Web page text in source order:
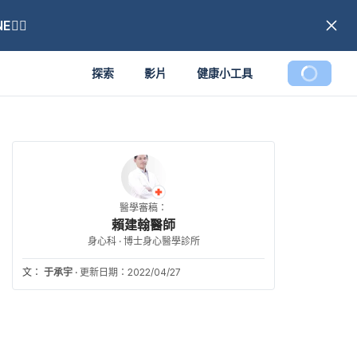
探索 影片 健康小工具
醫學審稿：
賴建翰醫師
身心科 · 博士身心醫學診所
文： 于承宇 · 更新日期：2022/04/27